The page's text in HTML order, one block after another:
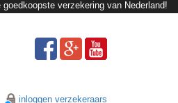
verzekering van Nederland!
inloggen verzekeraars